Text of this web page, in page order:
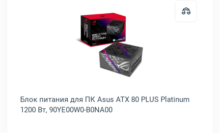
серверный Supermicro PSU 1U 80 PLUS Titanium 1200 Вт, PWS-
Открыть товар: Блок питания
Блок питания для ПК Asus ATX 80 PLUS Platinum
1200 Вт, 90YE00W0-B0NA00